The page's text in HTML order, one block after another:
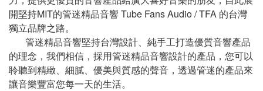
開堅持MIT的管迷精品音響 Tube Fans Audio / TFA 的台灣
獨立品牌之路。
管迷精品音響堅持台灣設計、純手工打造優質音響產品
的理念，我們相信，採用管迷精品音響設計的產品，您可以
聆聽到精緻、細膩、優美與質感的聲音，透過管迷的產品來
讓音樂豐富您每一天的生活。